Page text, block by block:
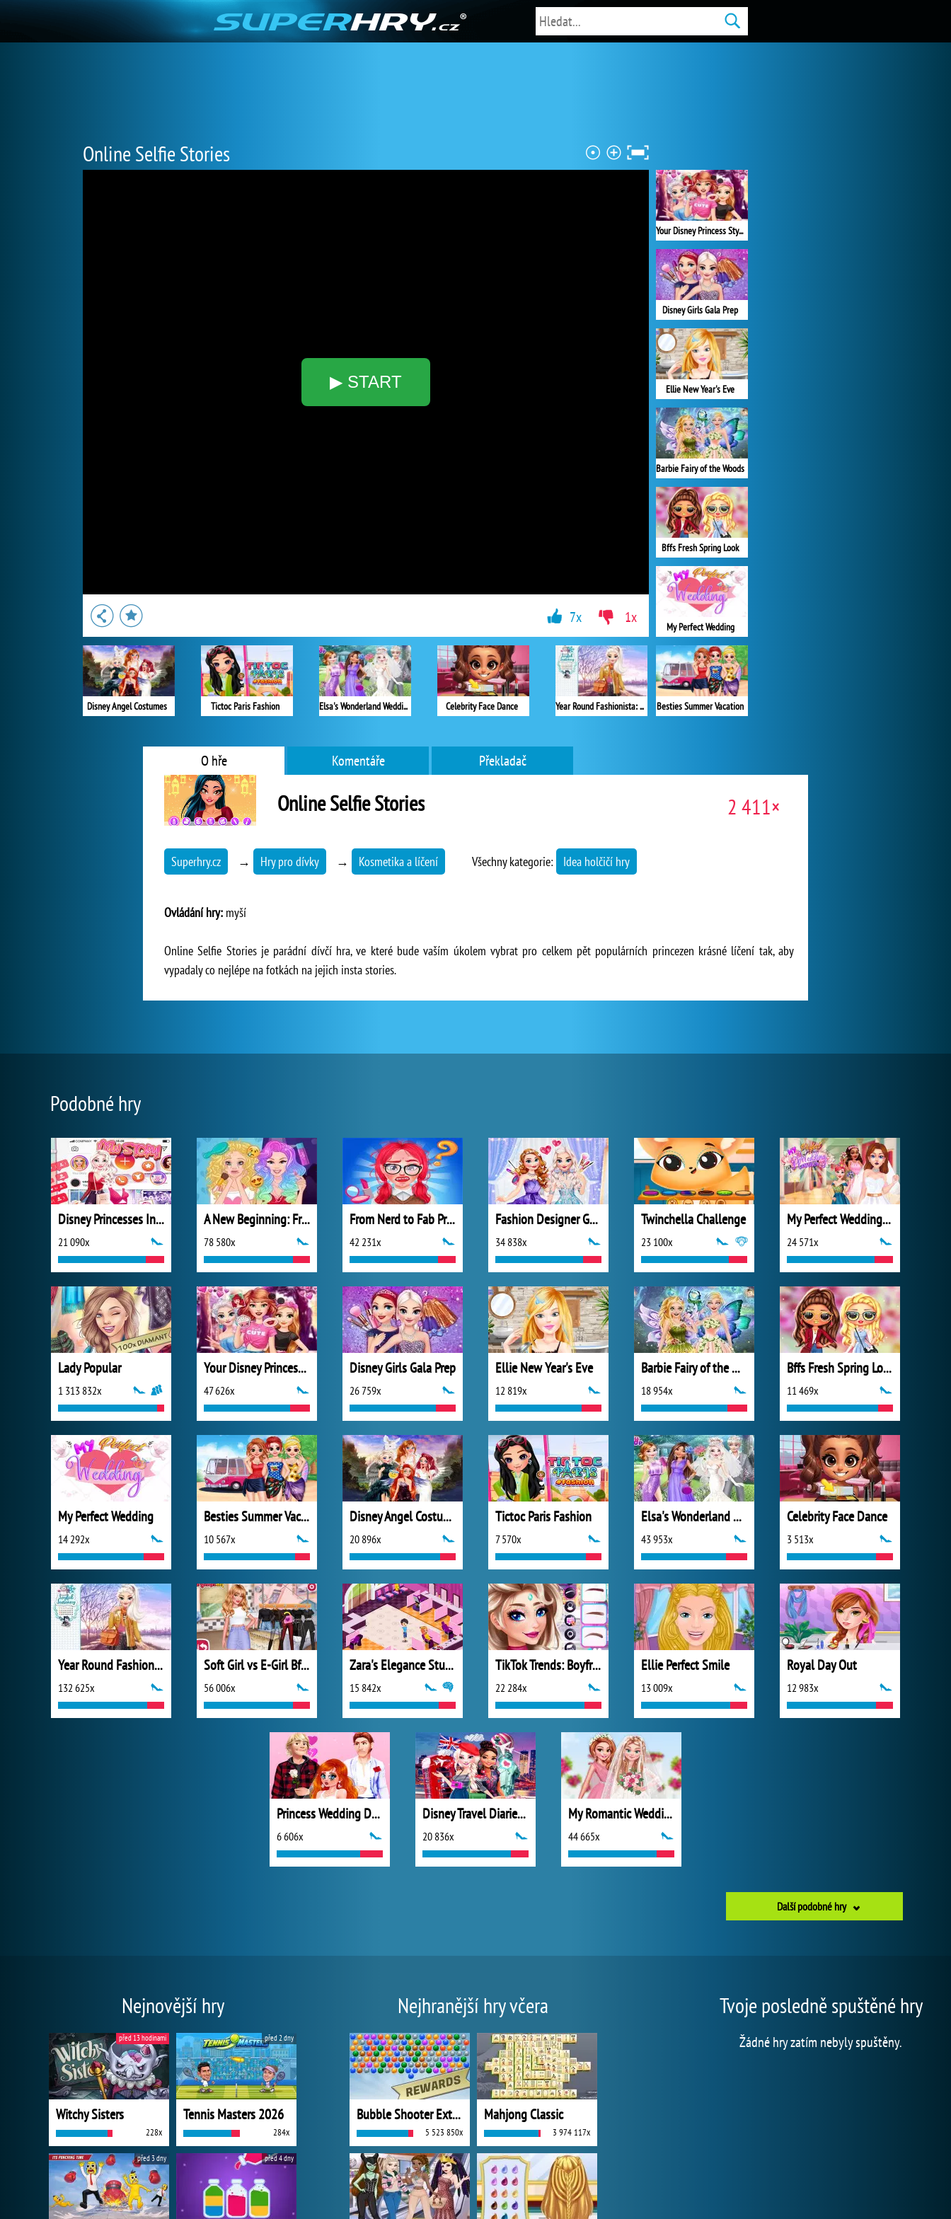
Online Selfie Stories
▶ START
Your Disney Princess Style
Disney Girls Gala Prep
Ellie New Year's Eve
Barbie Fairy of the Woods
Bffs Fresh Spring Look
My Perfect Wedding
Besties Summer Vacation
Disney Angel Costumes Tictoc Paris Fashion Elsa's Wonderland Wedding Celebrity Face Dance Year Round Fashionista: Elsa
7x 1x
O hře Komentáře Překladač
Online Selfie Stories 2 411×
Superhry.cz → Hry pro dívky → Kosmetika a líčení Všechny kategorie: Idea holčičí hry
Ovládání hry: myší
Online Selfie Stories je parádní dívčí hra, ve které bude vaším úkolem vybrat pro celkem pět populárních princezen krásné líčení tak, aby
vypadaly co nejlépe na fotkách na jejich insta stories.
Podobné hry
Disney Princesses Instagram Stories
21 090x
A New Beginning: From Sad To Fab
78 580x
From Nerd to Fab Prom Edition
42 231x
Fashion Designer Gala
34 838x
Twinchella Challenge
23 100x
My Perfect Wedding Planner
24 571x
Lady Popular
1 313 832x
Your Disney Princess Style
47 626x
Disney Girls Gala Prep
26 759x
Ellie New Year's Eve
12 819x
Barbie Fairy of the Woods
18 954x
Bffs Fresh Spring Look
11 469x
My Perfect Wedding
14 292x
Besties Summer Vacation
10 567x
Disney Angel Costumes
20 896x
Tictoc Paris Fashion
7 570x
Elsa's Wonderland Wedding
43 953x
Celebrity Face Dance
3 513x
Year Round Fashionista: Elsa
132 625x
Soft Girl vs E-Girl Bffs Looks
56 006x
Zara's Elegance Studio
15 842x
TikTok Trends: Boyfriend Fashion
22 284x
Ellie Perfect Smile
13 009x
Royal Day Out
12 983x
Princess Wedding Drama
6 606x
Disney Travel Diaries: City Break
20 836x
My Romantic Wedding
44 665x
Další podobné hry
Nejnovější hry
Witchy Sisters
228x
před 13 hodinami
Tennis Masters 2026
284x
před 2 dny
před 3 dny před 4 dny
Nejhranější hry včera
Bubble Shooter Extreme
5 523 850x
Mahjong Classic
3 974 117x
Tvoje posledně spuštěné hry
Žádné hry zatím nebyly spuštěny.